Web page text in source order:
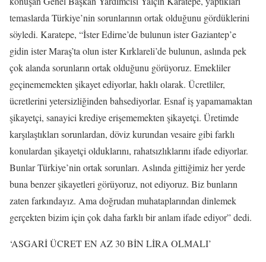
temaslarda Türkiye’nin sorunlarının ortak olduğunu gördüklerini
söyledi. Karatepe, “İster Edirne’de bulunun ister Gaziantep’e
gidin ister Maraş’ta olun ister Kırklareli’de bulunun, aslında pek
çok alanda sorunların ortak olduğunu görüyoruz. Emekliler
geçinememekten şikayet ediyorlar, haklı olarak. Ücretliler,
ücretlerini yetersizliğinden bahsediyorlar. Esnaf iş yapamamaktan
şikayetçi, sanayici krediye erişememekten şikayetçi. Üretimde
karşılaştıkları sorunlardan, döviz kurundan vesaire gibi farklı
konulardan şikayetçi olduklarını, rahatsızlıklarını ifade ediyorlar.
Bunlar Türkiye’nin ortak sorunları. Aslında gittiğimiz her yerde
buna benzer şikayetleri görüyoruz, not ediyoruz. Biz bunların
zaten farkındayız. Ama doğrudan muhataplarından dinlemek
gerçekten bizim için çok daha farklı bir anlam ifade ediyor” dedi.
‘ASGARİ ÜCRET EN AZ 30 BİN LİRA OLMALI’